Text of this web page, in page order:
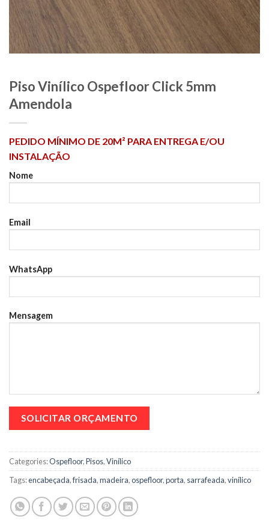
Piso Vinílico Ospefloor Click 5mm
Amendola
PEDIDO MÍNIMO DE 20M² PARA ENTREGA E/OU
INSTALAÇÃO
Nome
Email
WhatsApp
Mensagem
Categories:Ospefloor,Pisos,Vinílico
Tags:encabeçada,frisada,madeira,ospefloor,porta, sarrafeada,vinílico